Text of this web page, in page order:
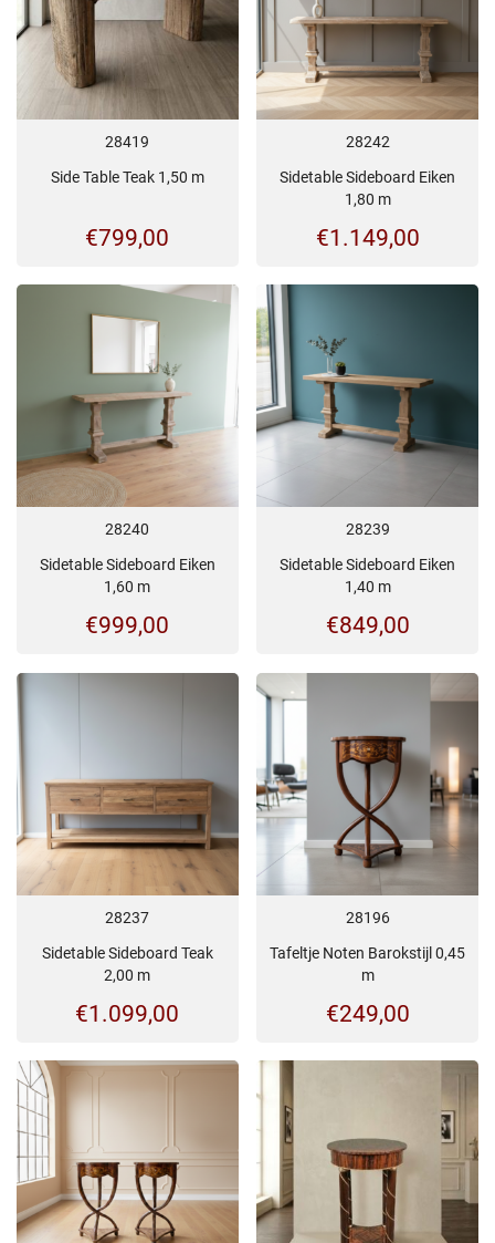
28419
Side Table Teak 1,50 m
€799,00
28242
Sidetable Sideboard Eiken
1,80 m
€1.149,00
28240
Sidetable Sideboard Eiken
1,60 m
€999,00
28239
Sidetable Sideboard Eiken
1,40 m
€849,00
28237
Sidetable Sideboard Teak
2,00 m
€1.099,00
28196
Tafeltje Noten Barokstijl 0,45
m
€249,00